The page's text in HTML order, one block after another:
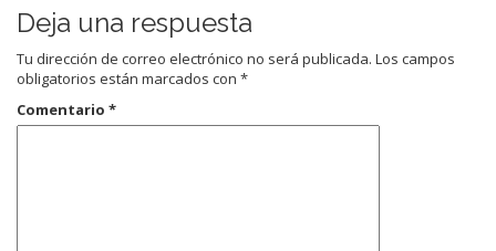
Deja una respuesta
Tu dirección de correo electrónico no será publicada. Los campos
obligatorios están marcados con *
Comentario *